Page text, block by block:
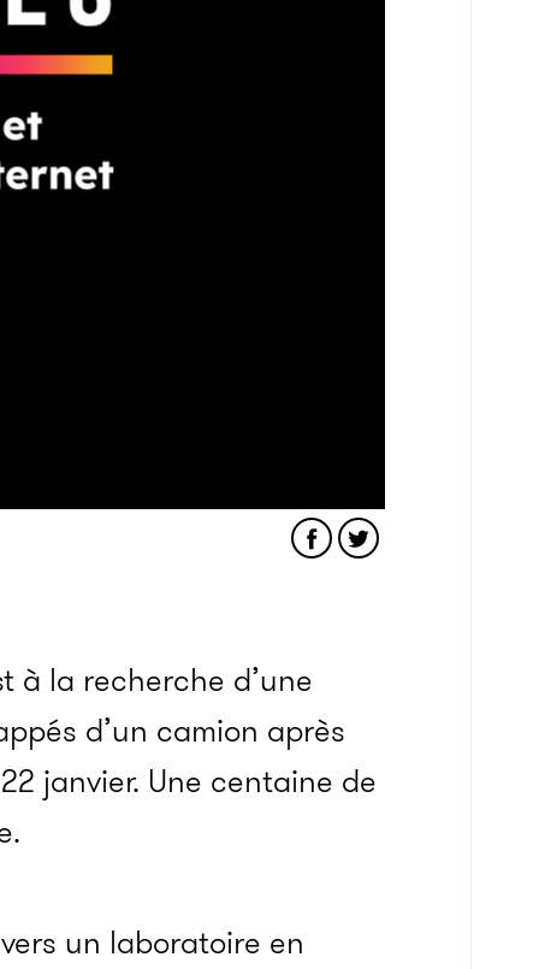
à la recherche d’une
d’un camion après
janvier. Une centaine de
un laboratoire en